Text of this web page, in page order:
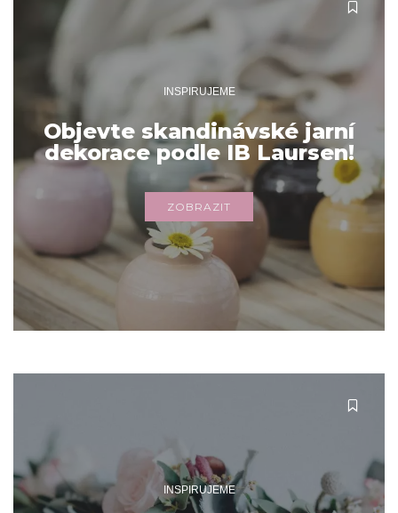
INSPIRUJEME
Objevte skandinávské jarní
dekorace podle IB Laursen!
ZOBRAZIT
INSPIRUJEME